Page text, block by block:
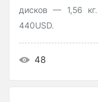
дисков — 1,56 кг.
440USD.
48